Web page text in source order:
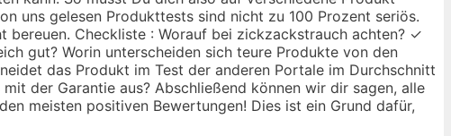
uns gelesen Produkttests sind nicht zu 100 Prozent seriös.
Checkliste : Worauf bei zickzackstrauch achten? ✓
gut? Worin unterscheiden sich teure Produkte von den
das Produkt im Test der anderen Portale im Durchschnitt
der Garantie aus? Abschließend können wir dir sagen, alle
meisten positiven Bewertungen! Dies ist ein Grund dafür,